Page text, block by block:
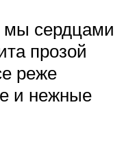
сердцами
прозой
реже
и нежные